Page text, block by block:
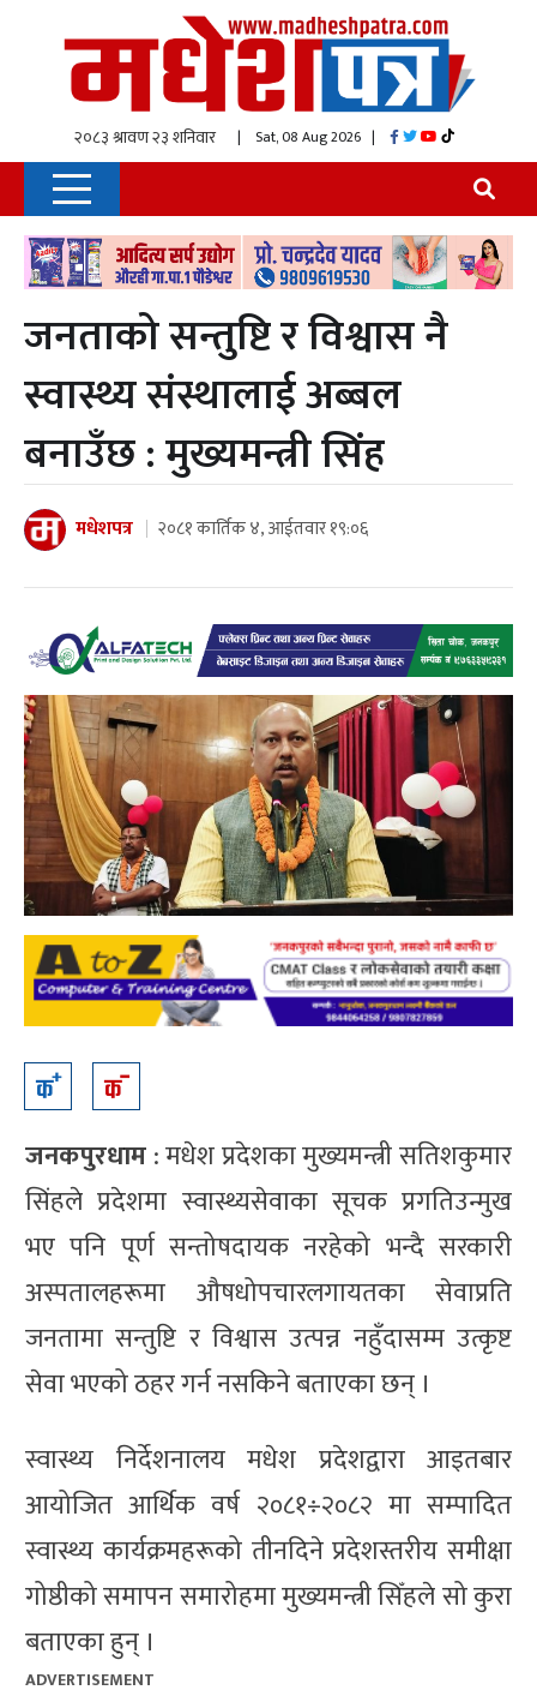
| Sat, 08 Aug 2026 |
जनताको सन्तुष्टि र विश्वास नै
स्वास्थ्य संस्थालाई अब्बल
बनाउँछ : मुख्यमन्त्री सिंह
मधेशपत्र २०८१ कार्तिक ४, आईतवार १९:०६
जनकपुरधाम: मधेश प्रदेशका मुख्यमन्त्री सतिशकुमार
सिंहले प्रदेशमा स्वास्थ्यसेवाका सूचक प्रगतिउन्मुख
भए पनि पूर्ण सन्तोषदायक नरहेको भन्दै सरकारी
अस्पतालहरूमा औषधोपचारलगायतका सेवाप्रति
जनतामा सन्तुष्टि र विश्वास उत्पन्न नहुँदासम्म उत्कृष्ट
सेवा भएको ठहर गर्न नसकिने बताएका छन् ।
स्वास्थ्य निर्देशनालय मधेश प्रदेशद्वारा आइतबार
आयोजित आर्थिक वर्ष २०८१÷२०८२ मा सम्पादित
स्वास्थ्य कार्यक्रमहरूको तीनदिने प्रदेशस्तरीय समीक्षा
गोष्ठीको समापन समारोहमा मुख्यमन्त्री सिँहले सो कुरा
बताएका हुन् ।
ADVERTISEMENT